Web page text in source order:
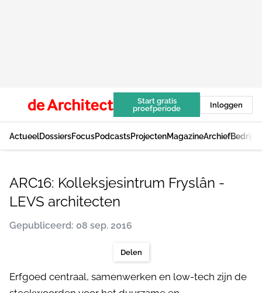
Start gratis
proefperiode
Inloggen
ActueelDossiersFocusPodcastsProjectenMagazineArchief
ARC16: Kolleksjesintrum Fryslân -
LEVS architecten
Gepubliceerd: 08 sep. 2016
Delen
Erfgoed centraal, samenwerken en low-tech zijn de